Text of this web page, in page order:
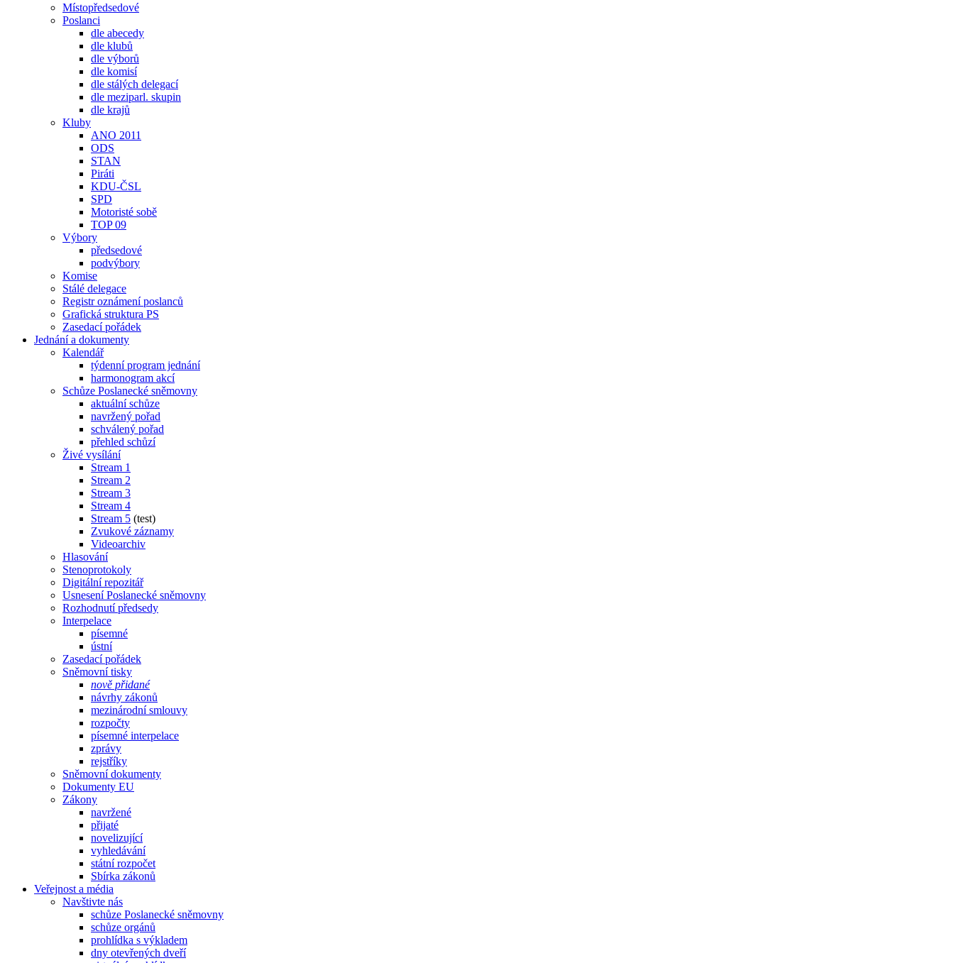
Místopředsedové
Poslanci
dle abecedy
dle klubů
dle výborů
dle komisí
dle stálých delegací
dle meziparl. skupin
dle krajů
Kluby
ANO 2011
ODS
STAN
Piráti
KDU-ČSL
SPD
Motoristé sobě
TOP 09
Výbory
předsedové
podvýbory
Komise
Stálé delegace
Registr oznámení poslanců
Grafická struktura PS
Zasedací pořádek
Jednání a dokumenty
Kalendář
týdenní program jednání
harmonogram akcí
Schůze Poslanecké sněmovny
aktuální schůze
navržený pořad
schválený pořad
přehled schůzí
Živé vysílání
Stream 1
Stream 2
Stream 3
Stream 4
Stream 5 (test)
Zvukové záznamy
Videoarchiv
Hlasování
Stenoprotokoly
Digitální repozitář
Usnesení Poslanecké sněmovny
Rozhodnutí předsedy
Interpelace
písemné
ústní
Zasedací pořádek
Sněmovní tisky
nově přidané
návrhy zákonů
mezinárodní smlouvy
rozpočty
písemné interpelace
zprávy
rejstříky
Sněmovní dokumenty
Dokumenty EU
Zákony
navržené
přijaté
novelizující
vyhledávání
státní rozpočet
Sbírka zákonů
Veřejnost a média
Navštivte nás
schůze Poslanecké sněmovny
schůze orgánů
prohlídka s výkladem
dny otevřených dveří